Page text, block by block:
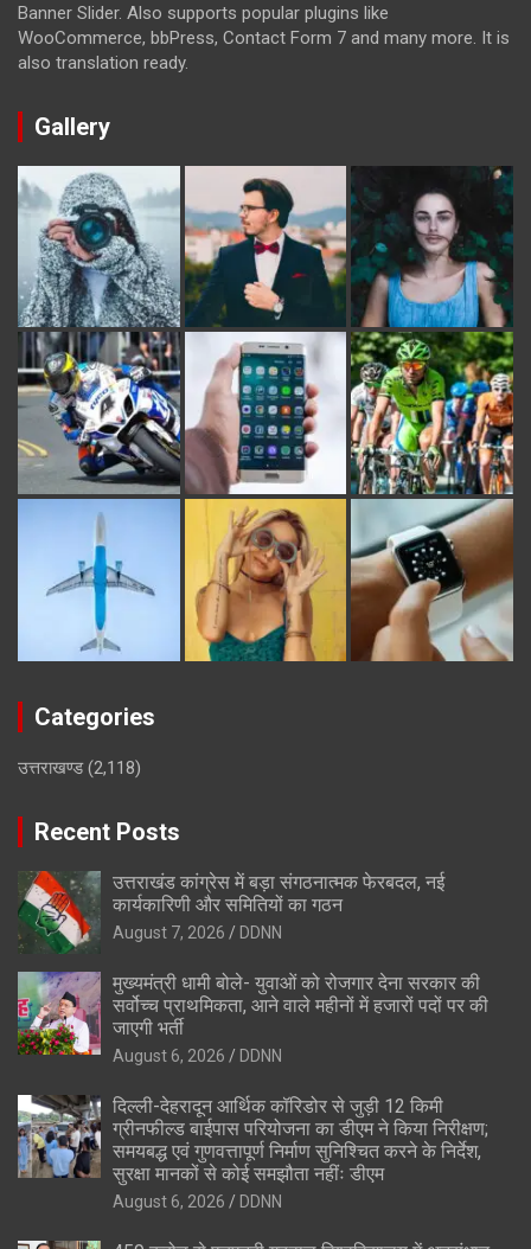
Banner Slider. Also supports popular plugins like
WooCommerce, bbPress, Contact Form 7 and many more. It is
also translation ready.
Gallery
Categories
उत्तराखण्ड(2,118)
Recent Posts
उत्तराखंड कांग्रेस में बड़ा संगठनात्मक फेरबदल, नई
कार्यकारिणी और समितियों का गठन
August 7, 2026 DDNN
मुख्यमंत्री धामी बोले- युवाओं को रोजगार देना सरकार की
सर्वोच्च प्राथमिकता, आने वाले महीनों में हजारों पदों पर की
जाएगी भर्ती
August 6, 2026 DDNN
दिल्ली-देहरादून आर्थिक कॉरिडोर से जुड़ी 12 किमी
ग्रीनफील्ड बाईपास परियोजना का डीएम ने किया निरीक्षण;
समयबद्ध एवं गुणवत्तापूर्ण निर्माण सुनिश्चित करने के निर्देश,
सुरक्षा मानकों से कोई समझौता नहींः डीएम
August 6, 2026 DDNN